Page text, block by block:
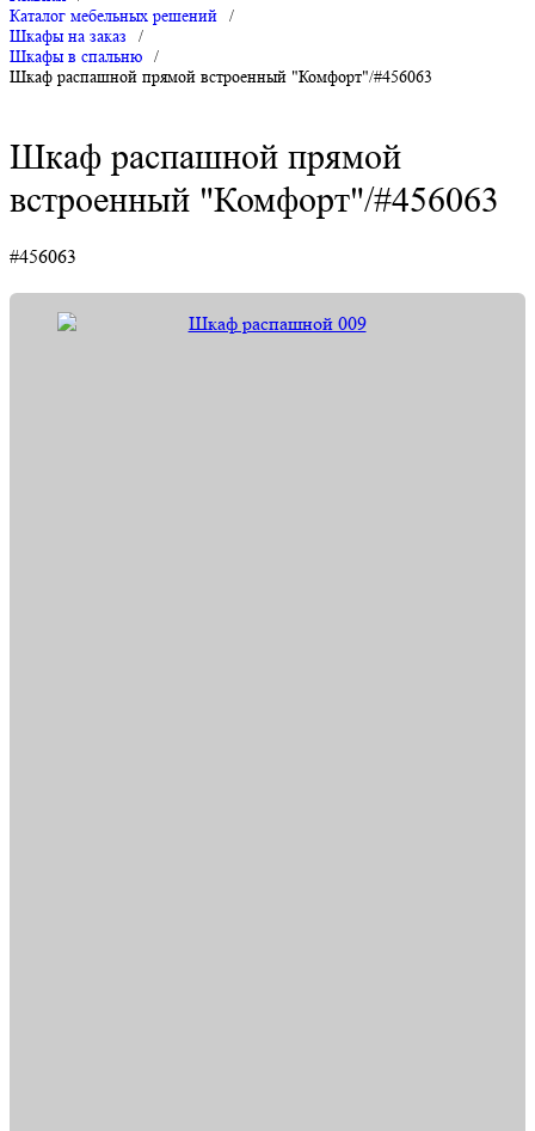
Каталог мебельных решений
/
Шкафы на заказ
/
Шкафы в спальню
/
Шкаф распашной прямой встроенный "Комфорт"/#456063
Шкаф распашной прямой
встроенный "Комфорт"/#456063
#456063